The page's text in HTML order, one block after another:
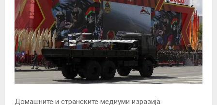
Домашните и странските медиуми изразија